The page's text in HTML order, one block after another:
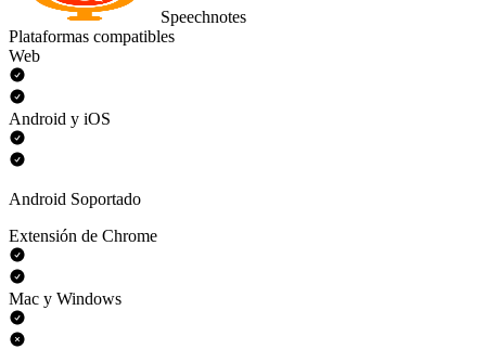
Speechnotes
Plataformas compatibles
Web
Android y iOS
Android Soportado
Extensión de Chrome
Mac y Windows